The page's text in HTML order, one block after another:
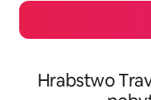
Hrabstwo